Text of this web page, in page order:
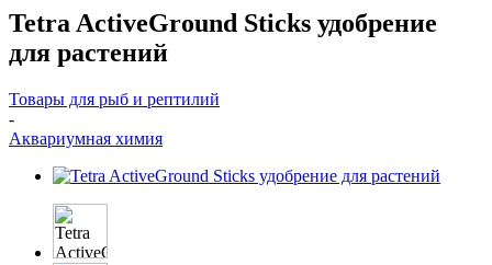
Tetra ActiveGround Sticks удобрение
для растений
Товары для рыб и рептилий
-
Аквариумная химия